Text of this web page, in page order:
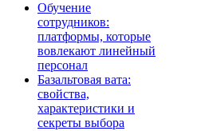
Обучение
сотрудников:
платформы, которые
вовлекают линейный
персонал
Базальтовая вата:
свойства,
характеристики и
секреты выбора